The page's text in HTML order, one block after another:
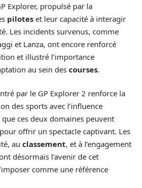
Explorer, propulsé par la
pilotes et leur capacité à interagir
Les incidents survenus, comme
et Lanza, ont encore renforcé
et illustré l’importance
au sein des courses.
par le GP Explorer 2 renforce la
des sports avec l’influence
ces deux domaines peuvent
offrir un spectacle captivant. Les
au classement, et à l’engagement
désormais l’avenir de cet
comme une référence